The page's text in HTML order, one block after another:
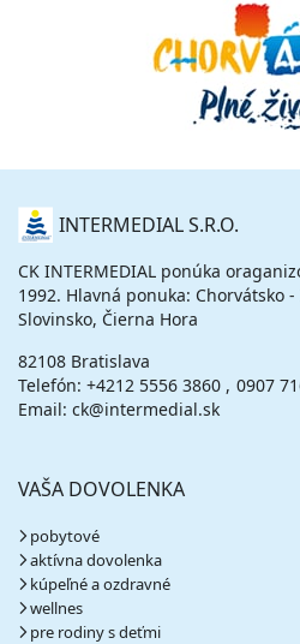
O
NÁS INTERMEDIAL S.R.O.
CK INTERMEDIAL ponúka
1992. Hlavná ponuka: Chorvátsko
Slovinsko, Čierna Hora
82108 Bratislava
Telefón: +4212 5556 3860
0907
Email: ck@intermedial.sk
VAŠA DOVOLENKA
pobytové
aktívna dovolenka
kúpeľné a ozdravné
wellnes
pre rodiny s deťmi